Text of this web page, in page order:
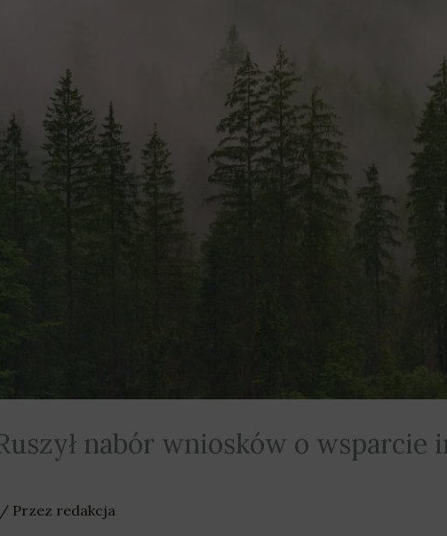
nabór wniosków o wsparcie
/ Przez redakcja